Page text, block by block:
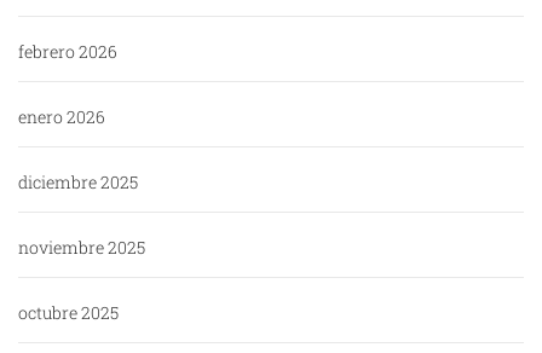
febrero 2026
enero 2026
diciembre 2025
noviembre 2025
octubre 2025